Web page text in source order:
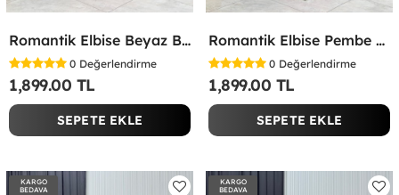
Romantik Elbise Beyaz Beyaz
0 Değerlendirme
1,899.00 TL
SEPETE EKLE
Romantik Elbise Pembe Pembe
0 Değerlendirme
1,899.00 TL
SEPETE EKLE
KARGO
BEDAVA
KARGO
BEDAVA